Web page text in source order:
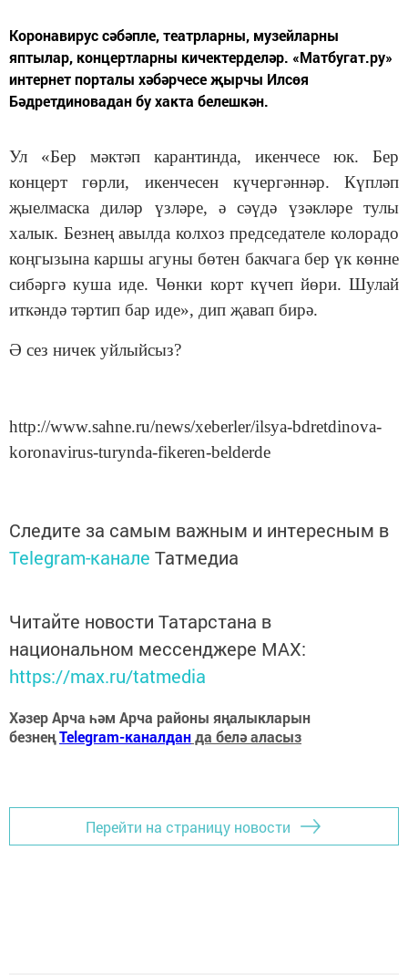
Коронавирус сәбәпле, театрларны, музейларны
яптылар, концертларны кичектерделәр. «Матбугат.ру»
интернет порталы хәбәрчесе җырчы Илсөя
Бәдретдиновадан бу хакта белешкән.
Ул «Бер мәктәп карантинда, икенчесе юк. Бер
концерт гөрли, икенчесен күчергәннәр. Күпләп
җыелмаска диләр үзләре, ә сәүдә үзәкләре тулы
халык. Безнең авылда колхоз председателе колорадо
коңгызына каршы агуны бөтен бакчага бер үк көнне
сибәргә куша иде. Чөнки корт күчеп йөри. Шулай
иткәндә тәртип бар иде», дип җавап бирә.
Ә сез ничек уйлыйсыз?
http://www.sahne.ru/news/xeberler/ilsya-bdretdinova-
koronavirus-turynda-fikeren-belderde
Следите за самым важным и интересным в
Telegram-канале Татмедиа
Читайте новости Татарстана в
национальном мессенджере MАХ:
https://max.ru/tatmedia
Хәзер Арча һәм Арча районы яңалыкларын
безнеңTelegram-каналданда белә аласыз
Перейти на страницу новости